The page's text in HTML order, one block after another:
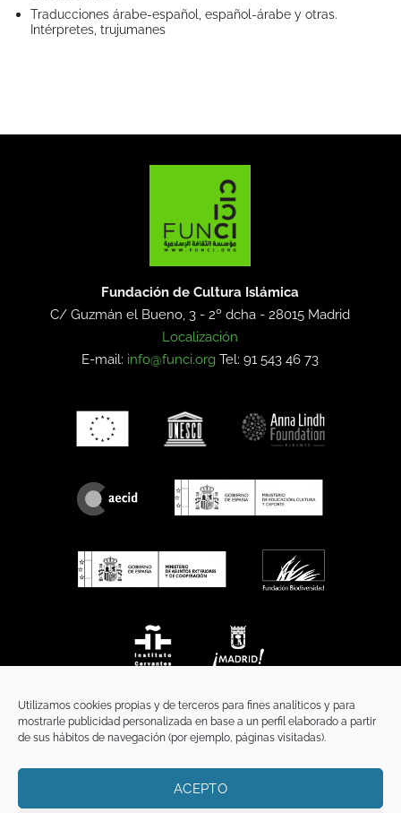
Utilizamos cookies propias y de terceros para fines analíticos y para
mostrarle publicidad personalizada en base a un perfil elaborado a partir
de sus hábitos de navegación (por ejemplo, páginas visitadas).
ACEPTO
Traducciones árabe-español, español-árabe y otras.
Intérpretes, trujumanes
Fundación de Cultura Islámica
C/ Guzmán el Bueno, 3 - 2º dcha -28015 Madrid
Localización
E-mail: info@funci.org Tel: 91 543 46 73